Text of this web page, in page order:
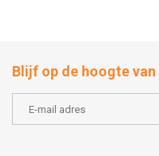
Blijf op de hoogte